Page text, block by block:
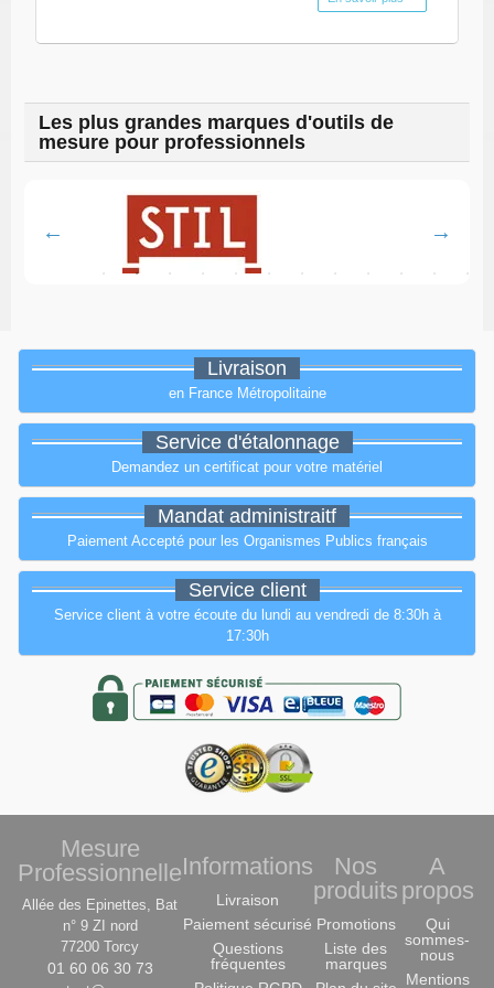
Les plus grandes marques d'outils de
mesure pour professionnels
Livraison
en France Métropolitaine
Service d'étalonnage
Demandez un certificat pour votre matériel
Mandat administraitf
Paiement Accepté pour les Organismes Publics français
Service client
Service client à votre écoute du lundi au vendredi de 8:30h à
17:30h
Mesure
Professionnelle
Allée des Epinettes, Bat
n° 9 ZI nord
77200 Torcy
01 60 06 30 73
Informations
Livraison
Paiement sécurisé
Questions
fréquentes
Nos
produits
Promotions
Liste des
marques
A
propos
Qui
sommes-
nous
Mentions